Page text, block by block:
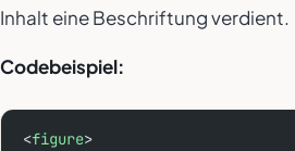
Inhalt eine Beschriftung verdient.
Codebeispiel:
<figure>